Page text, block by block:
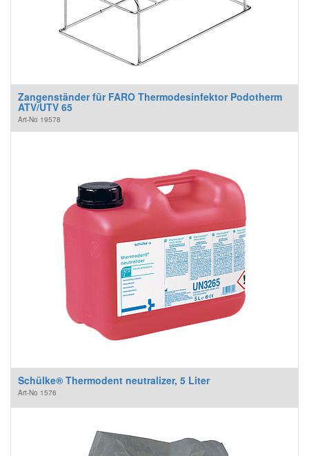
Zangenständer für FARO Thermodesinfektor Podotherm
ATV/UTV 65
Art-No 19578
Schülke® Thermodent neutralizer, 5 Liter
Art-No 1576